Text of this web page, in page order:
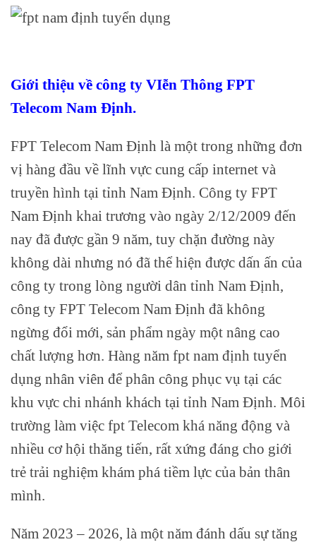
Giới thiệu về công ty VIễn Thông FPT
Telecom Nam Định.
FPT Telecom Nam Định là một trong những đơn
vị hàng đầu về lĩnh vực cung cấp internet và
truyền hình tại tỉnh Nam Định. Công ty FPT
Nam Định khai trương vào ngày 2/12/2009 đến
nay đã được gần 9 năm, tuy chặn đường này
không dài nhưng nó đã thể hiện được dấn ấn của
công ty trong lòng người dân tỉnh Nam Định,
công ty FPT Telecom Nam Định đã không
ngừng đổi mới, sản phẩm ngày một nâng cao
chất lượng hơn. Hàng năm fpt nam định tuyển
dụng nhân viên để phân công phục vụ tại các
khu vực chi nhánh khách tại tỉnh Nam Định. Môi
trường làm việc fpt Telecom khá năng động và
nhiều cơ hội thăng tiến, rất xứng đáng cho giới
trẻ trải nghiệm khám phá tiềm lực của bản thân
mình.
Năm 2023 – 2026, là một năm đánh dấu sự tăng